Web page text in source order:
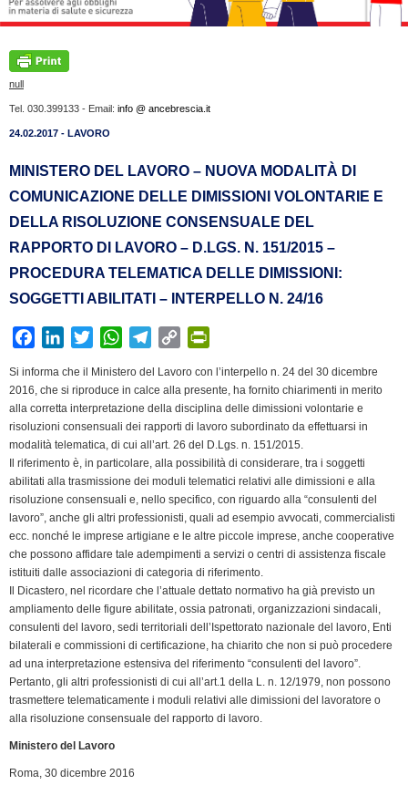
null
Tel. 030.399133 - Email: info @ ancebrescia.it
24.02.2017 - LAVORO
MINISTERO DEL LAVORO – NUOVA MODALITÀ DI
COMUNICAZIONE DELLE DIMISSIONI VOLONTARIE E
DELLA RISOLUZIONE CONSENSUALE DEL
RAPPORTO DI LAVORO – D.LGS. N. 151/2015 –
PROCEDURA TELEMATICA DELLE DIMISSIONI:
SOGGETTI ABILITATI – INTERPELLO N. 24/16
c
e
b
o
o
k
n
k
e
d
I
n
i
t
t
e
r
W
a
t
s
A
p
p
l
e
g
r
a
m
C
p
y
L
i
n
k
i
n
t
F
r
i
e
n
d
l
y
Si informa che il Ministero del Lavoro con l’interpello n. 24 del 30 dicembre
2016, che si riproduce in calce alla presente, ha fornito chiarimenti in merito
alla corretta interpretazione della disciplina delle dimissioni volontarie e
risoluzioni consensuali dei rapporti di lavoro subordinato da effettuarsi in
modalità telematica, di cui all’art. 26 del D.Lgs. n. 151/2015.
Il riferimento è, in particolare, alla possibilità di considerare, tra i soggetti
abilitati alla trasmissione dei moduli telematici relativi alle dimissioni e alla
risoluzione consensuali e, nello specifico, con riguardo alla “consulenti del
lavoro”, anche gli altri professionisti, quali ad esempio avvocati, commercialisti
ecc. nonché le imprese artigiane e le altre piccole imprese, anche cooperative
che possono affidare tale adempimenti a servizi o centri di assistenza fiscale
istituiti dalle associazioni di categoria di riferimento.
Il Dicastero, nel ricordare che l’attuale dettato normativo ha già previsto un
ampliamento delle figure abilitate, ossia patronati, organizzazioni sindacali,
consulenti del lavoro, sedi territoriali dell’Ispettorato nazionale del lavoro, Enti
bilaterali e commissioni di certificazione, ha chiarito che non si può procedere
ad una interpretazione estensiva del riferimento “consulenti del lavoro”.
Pertanto, gli altri professionisti di cui all’art.1 della L. n. 12/1979, non possono
trasmettere telematicamente i moduli relativi alle dimissioni del lavoratore o
alla risoluzione consensuale del rapporto di lavoro.
Ministero del Lavoro
Roma, 30 dicembre 2016